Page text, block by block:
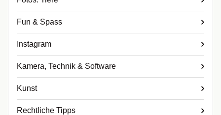
Fun & Spass
Instagram
Kamera, Technik & Software
Kunst
Rechtliche Tipps